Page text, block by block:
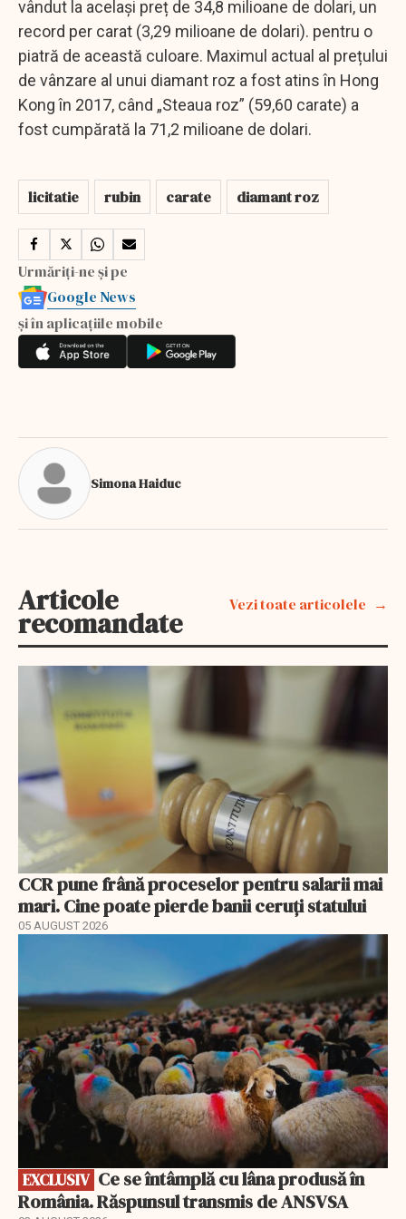
vândut la același preț de 34,8 milioane de dolari, un
record per carat (3,29 milioane de dolari). pentru o
piatră de această culoare. Maximul actual al prețului
de vânzare al unui diamant roz a fost atins în Hong
Kong în 2017, când „Steaua roz” (59,60 carate) a
fost cumpărată la 71,2 milioane de dolari.
licitatie rubin carate diamant roz
Urmăriți-ne și pe
Google News
și în aplicațiile mobile
Simona Haiduc
Articole
recomandate
Vezi toate articolele
CCR pune frână proceselor pentru salarii mai
mari. Cine poate pierde banii ceruți statului
05 AUGUST 2026
EXCLUSIV
România. Răspunsul transmis de ANSVSA